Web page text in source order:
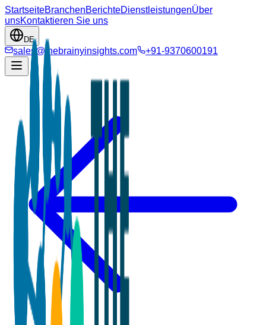
StartseiteBranchenBerichteDienstleistungenÜber
unsKontaktieren Sie uns
DE
sales@thebrainyinsights.com +91-9370600191